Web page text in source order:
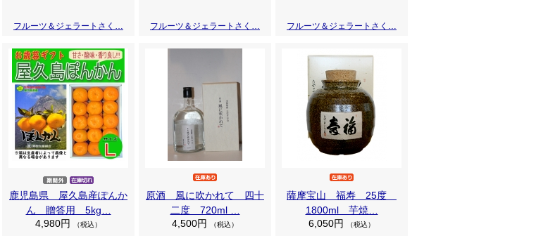
フルーツ＆ジェラートさく… フルーツ＆ジェラートさく… フルーツ＆ジェラートさく…
鹿児島県 屋久島産ぽんか
ん 贈答用 5kg…
4,980円
（税込）
原酒 風に吹かれて 四十
二度 720ml …
4,500円
（税込）
薩摩宝山 福寿 25度
1800ml 芋焼…
6,050円
（税込）